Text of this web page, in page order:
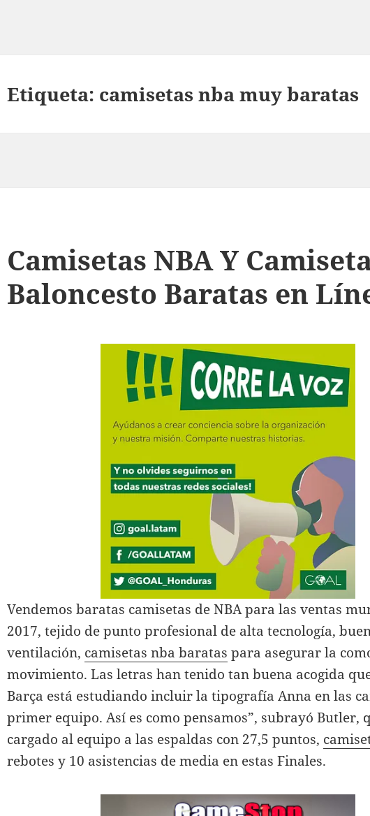
Etiqueta: camisetas nba muy baratas
Camisetas NBA Y
Baloncesto Baratas en
Vendemos baratas camisetas de NBA para las ventas
2017, tejido de punto profesional de alta tecnología,
ventilación, camisetas nba baratas para asegurar la
movimiento. Las letras han tenido tan buena acogida
Barça está estudiando incluir la tipografía Anna en las
primer equipo. Así es como pensamos”, subrayó Butler,
cargado al equipo a las espaldas con 27,5 puntos,
rebotes y 10 asistencias de media en estas Finales.